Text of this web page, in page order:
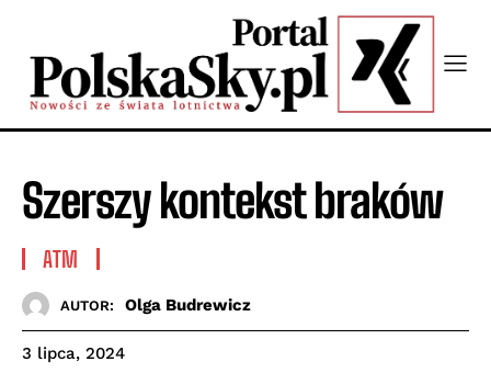
Szerszy kontekst braków
ATM
AUTOR: Olga Budrewicz
3 lipca, 2024